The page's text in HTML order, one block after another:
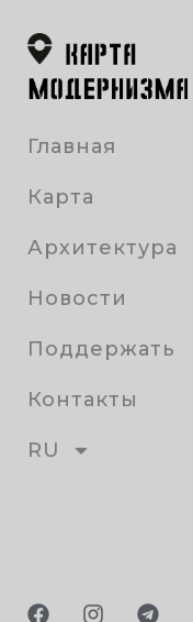
Главная
Карта
Архитектура
Новости
Поддержать
Контакты
RU